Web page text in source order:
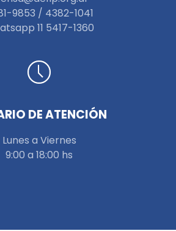
9853 / 4382-1041
11 5417-1360
DE ATENCIÓN
Lunes a Viernes
9:00 a 18:00 hs